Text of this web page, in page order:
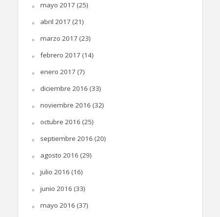
mayo 2017 (25)
abril 2017 (21)
marzo 2017 (23)
febrero 2017 (14)
enero 2017 (7)
diciembre 2016 (33)
noviembre 2016 (32)
octubre 2016 (25)
septiembre 2016 (20)
agosto 2016 (29)
julio 2016 (16)
junio 2016 (33)
mayo 2016 (37)